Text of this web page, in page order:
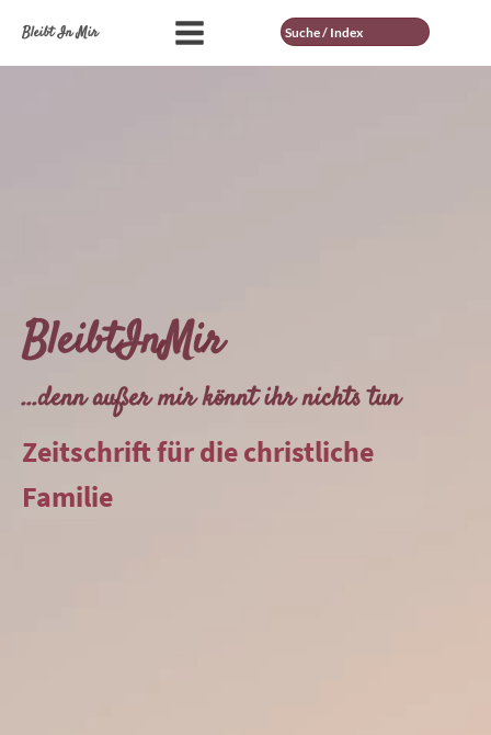
Bleibt In Mir Suche
BleibtInMir
...denn außer mir könnt ihr nichts tun
Zeitschrift für die christliche
Familie